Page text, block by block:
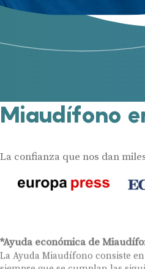
Miaudífono
La confianza que nos dan
*Ayuda económica de
La Ayuda Miaudífono consiste